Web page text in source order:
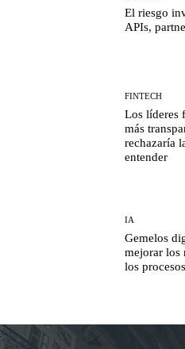
El riesgo
APIs,
FINTECH
Los líderes
más
rechazaría
entender
IA
Gemelos
mejorar los
los